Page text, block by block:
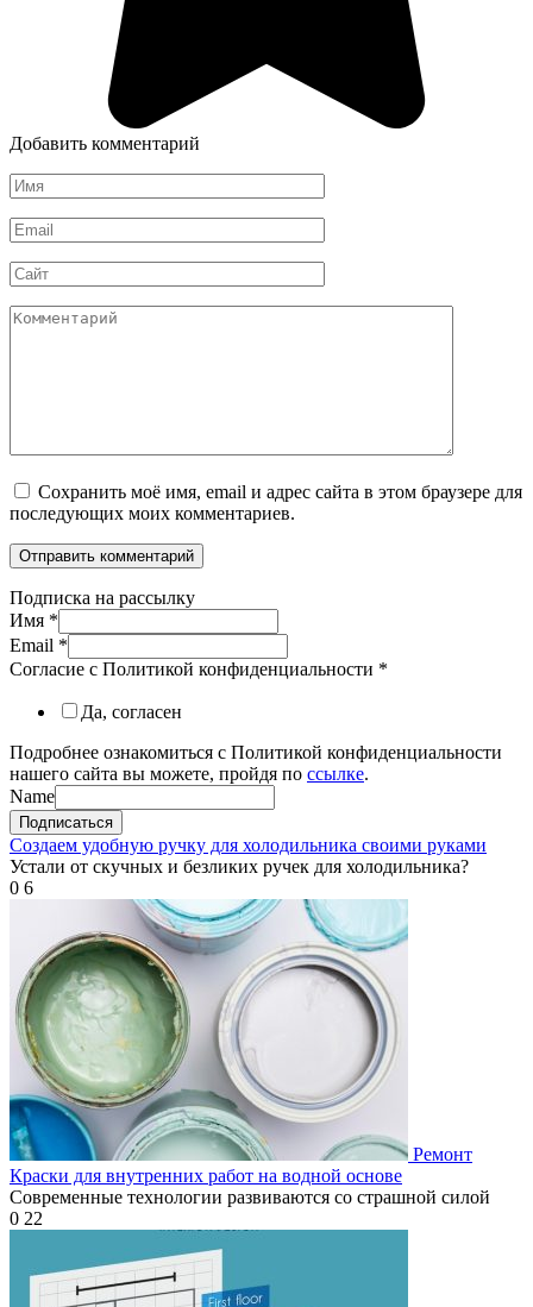
Добавить комментарий
Имя
*
Email
*
Сайт
Комментарий
Сохранить моё имя, email и адрес сайта в этом браузере для
последующих моих комментариев.
Подписка на рассылку
Имя *
Email *
Согласие с Политикой конфиденциальности *
Да, согласен
Подробнее ознакомиться с Политикой конфиденциальности
нашего сайта вы можете, пройдя по ссылке.
Name
Подписаться
Создаем удобную ручку для холодильника своими руками
Устали от скучных и безликих ручек для холодильника?
0 6
Ремонт
Краски для внутренних работ на водной основе
Современные технологии развиваются со страшной силой
0 22